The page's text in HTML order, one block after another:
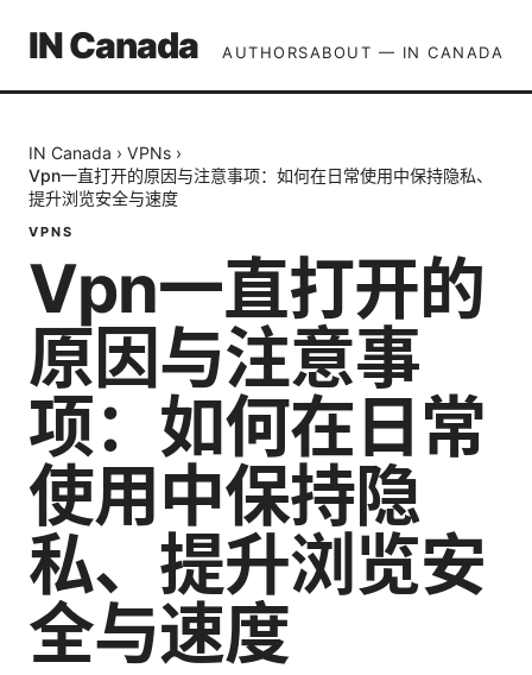
IN Canada AUTHORSABOUT — IN CANADA
IN Canada › VPNs ›
Vpn一直打开的原因与注意事项：如何在日常使用中保持隐私、
提升浏览安全与速度
VPNS
Vpn一直打开的
原因与注意事
项：如何在日常
使用中保持隐
私、提升浏览安
全与速度